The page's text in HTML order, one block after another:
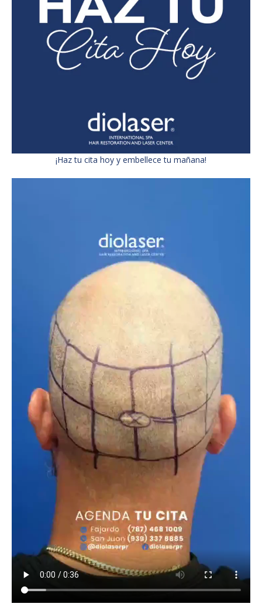
¡Haz tu cita hoy y embellece tu mañana!